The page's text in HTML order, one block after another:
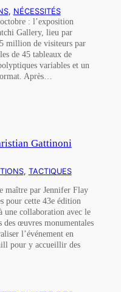
, NÉCESSITÉS
: l’exposition
Gallery, lieu par
million de visiteurs par
de 45 tableaux de
variables et un
Après…
Gattinoni
, TACTIQUES
maître par Jennifer Flay
pour cette 43e édition
une collaboration avec le
des œuvres monumentales
l’événement en
pour y accueillir des